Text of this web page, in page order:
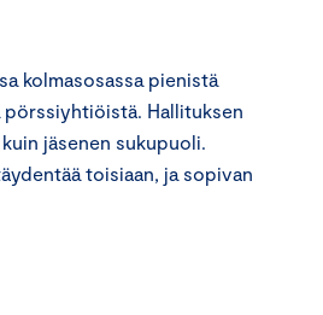
kolmasosassa pienistä
Hallituksen
jäsenen sukupuoli.
toisiaan, ja sopivan